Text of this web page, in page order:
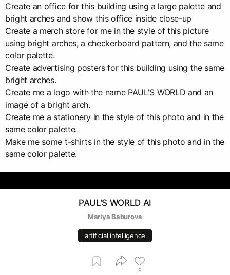
Create an office for this building using a large palette and
bright arches and show this office inside close-up
Create a merch store for me in the style of this picture
using bright arches, a checkerboard pattern, and the same
color palette.
Create advertising posters for this building using the same
bright arches.
Create me a logo with the name PAUL'S WORLD and an
image of a bright arch.
Сreate me a stationery in the style of this photo and in the
same color palette.
Make me some t-shirts in the style of this photo and in the
same color palette.
PAUL’S WORLD AI
Mariya Baburova
artificial intelligence
9